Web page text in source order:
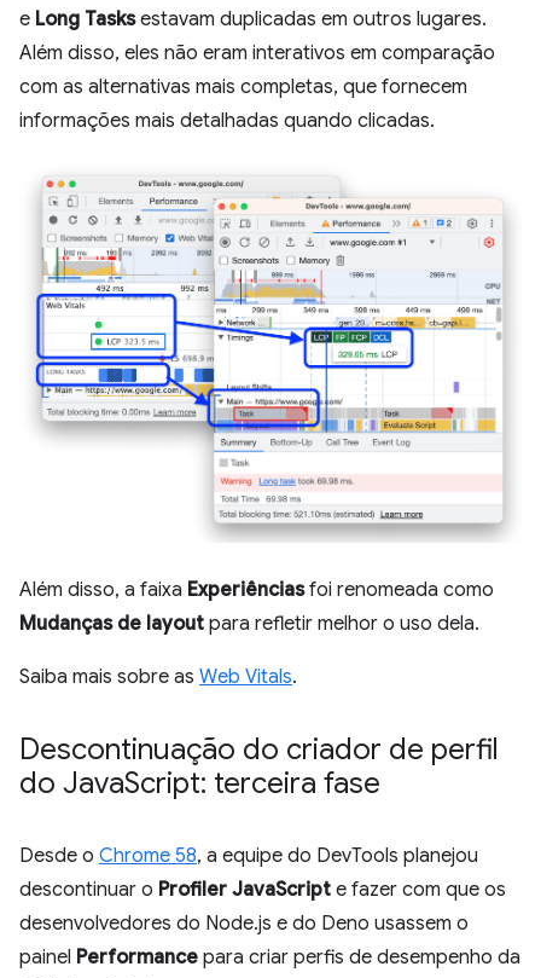
e Long Tasksestavam duplicadas em outros lugares.
Além disso, eles não eram interativos em comparação
com as alternativas mais completas, que fornecem
informações mais detalhadas quando clicadas.
Além disso, a faixa Experiênciasfoi renomeada como
Mudanças de layout para refletir melhor o uso dela.
Saiba mais sobre as Web Vitals.
Descontinuação do criador de perfil
do JavaScript: terceira fase
Desde o Chrome 58, a equipe do DevTools planejou
descontinuar o Profiler JavaScript e fazer com que os
desenvolvedores do Node.js e do Deno usassem o
painel Performance para criar perfis de desempenho da